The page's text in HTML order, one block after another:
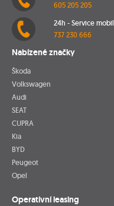
605 205 205
24h - Service mobil
737 230 666
Nabízené značky
Škoda
Volkswagen
Audi
SEAT
CUPRA
Kia
BYD
Peugeot
Opel
Operativní leasing